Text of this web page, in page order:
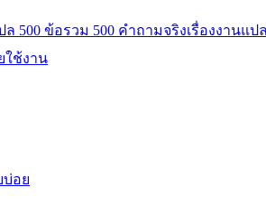
500 ข้อรวม 500 คำถามจริงเรื่องงานแป
ใช้งาน
อย